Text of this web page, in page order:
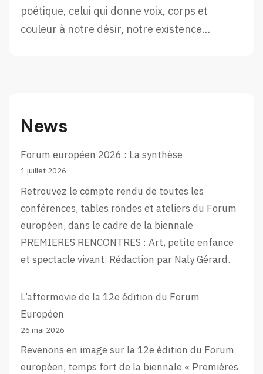
poétique, celui qui donne voix, corps et
couleur à notre désir, notre existence…
News
Forum européen 2026 : La synthèse
1 juillet 2026
Retrouvez le compte rendu de toutes les
conférences, tables rondes et ateliers du Forum
européen, dans le cadre de la biennale
PREMIERES RENCONTRES : Art, petite enfance
et spectacle vivant. Rédaction par Naly Gérard.
L’aftermovie de la 12e édition du Forum
Européen
26 mai 2026
Revenons en image sur la 12e édition du Forum
européen, temps fort de la biennale « Premières